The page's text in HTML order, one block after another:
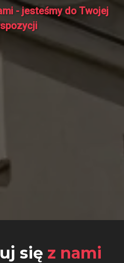
- jesteśmy do Twojej
się z nami